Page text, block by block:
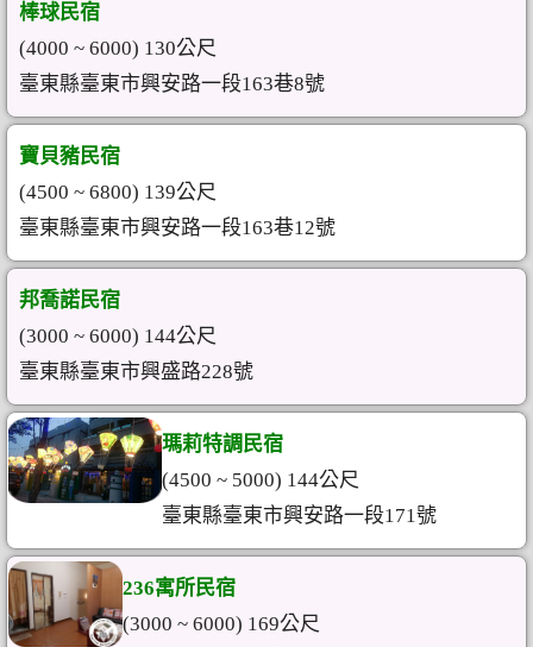
棒球民宿
(4000 ~ 6000) 130公尺
臺東縣臺東市興安路一段163巷8號
寶貝豬民宿
(4500 ~ 6800) 139公尺
臺東縣臺東市興安路一段163巷12號
邦喬諾民宿
(3000 ~ 6000) 144公尺
臺東縣臺東市興盛路228號
瑪莉特調民宿
(4500 ~ 5000) 144公尺
臺東縣臺東市興安路一段171號
236寓所民宿
(3000 ~ 6000) 169公尺